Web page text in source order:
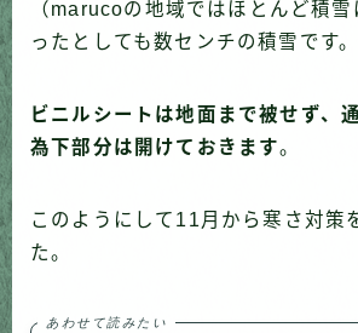
（marucoの地域ではほとんど積雪
ったとしても数センチの積雪です。
ビニルシートは地面まで被せず、
為下部分は開けておきます。
このようにして11月から寒さ対策
た。
あわせて読みたい